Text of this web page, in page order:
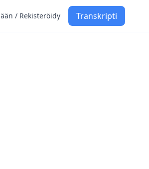
/ Rekisteröidy Transkripti